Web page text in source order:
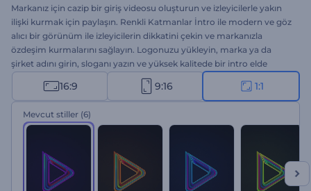
Markanız için cazip bir giriş videosu oluşturun ve izleyicilerle yakın
ilişki kurmak için paylaşın. Renkli Katmanlar İntro ile modern ve göz
alıcı bir görünüm ile izleyicilerin dikkatini çekin ve markanızla
özdeşim kurmalarını sağlayın. Logonuzu yükleyin, marka ya da
şirket adını girin, sloganı yazın ve yüksek kalitede bir intro elde
etmek için birkaç dakika bekleyin. Bu olağanüstü video şablonu ile
şirket sunumlar, marka tanıtımları, ticari reklamlar vs. için en iyi
pazarlama sonuçlarını elde edin. Şimdi deneyin!
16:9 9:16 1:1
Mevcut stiller (6)